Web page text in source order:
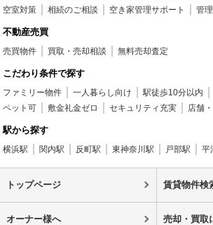
空室対策
相続のご相談 空き家管理サポート 管
不動産売買
売買物件 買取・売却相談 無料売却査定
こだわり条件で探す
ファミリー物件 一人暮らし向け 駅徒歩10分以内
ペット可
敷金礼金ゼロ セキュリティ充実 店舗
駅から探す
横浜駅 関内駅 反町駅 東神奈川駅 戸部駅 平
トップページ 賃貸物件検
オーナー様へ 売却・買取